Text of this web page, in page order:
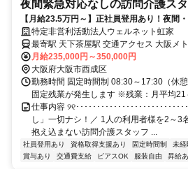
夜間緊急対応なしの訪問介護ス
【月給23.5万円～】正社員登用あり！夜間
すさバツグン！
特定非営利活動法人ウェルネット虹家
最寄駅 天下茶屋駅 交通アクセス 大阪メトロ堺筋線「天下茶屋駅」よ
り徒歩3分 南海電鉄本線「天下茶屋駅」より徒歩3分 阪堺電気軌道阪
月給235,000円～350,000円
大阪府大阪市西成区
勤務時間 固定時間制 08:30～17:30（休
固定残業が発生します ※残業：月平均21
仕事内容 ୨୧･････････････････････････
し」一切ナシ！／ 1人の利用者様を2～
抱え込まない訪問介護スタッフ ...
社員登用あり 資格取得支援あり 固定時間制 未経
賞与あり
交通費支給 ピアスOK 服装自由 昇給